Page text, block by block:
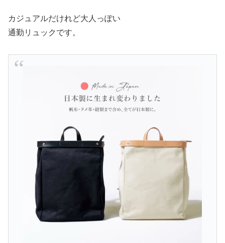
カジュアルだけれど大人っぽい
通勤リュックです。